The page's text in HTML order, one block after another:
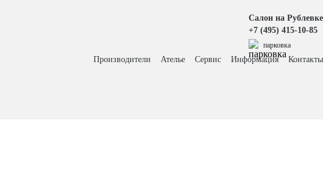
Салон на Рублевке
+7 (495) 415-10-85
парковка
Производители Ателье Сервис Информация Контакты